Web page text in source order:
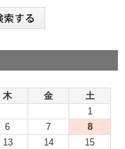
木 金
土
1
6 7
8
13 14
15